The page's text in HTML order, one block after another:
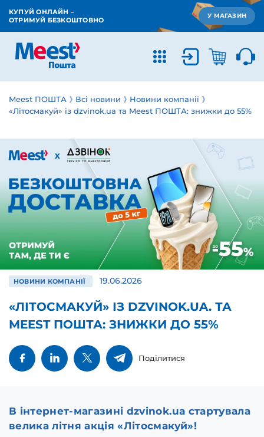
КУПУЙ ОНЛАЙН –
ОТРИМУЙ БЕЗКОШТОВНО
У МАГАЗИН
Meest ПОШТА Всі новини
Новини компанії
«Літосмакуй» із dzvinok.ua та Meest ПОШТА: знижки до 55%
НОВИНИ КОМПАНІЇ 19.06.2026
«ЛІТОСМАКУЙ» ІЗ DZVINOK.UA. ТА
MEEST ПОШТА: ЗНИЖКИ ДО 55%
Поділитися
В інтернет-магазині dzvinok.ua стартувала
велика літня акція «Літосмакуй»!